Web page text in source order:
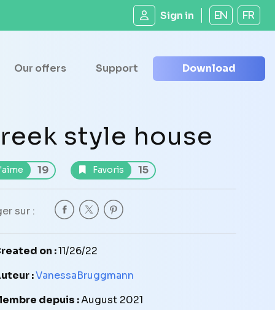
Sign in EN FR
Our offers Support Download
style house
19 Favoris 15
sur :
on :11/26/22
:VanessaBruggmann
depuis :August 2021